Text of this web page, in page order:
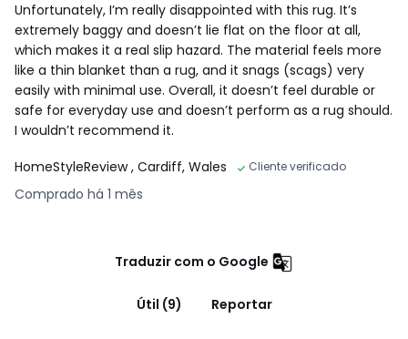
Unfortunately, I’m really disappointed with this rug. It’s
extremely baggy and doesn’t lie flat on the floor at all,
which makes it a real slip hazard. The material feels more
like a thin blanket than a rug, and it snags (scags) very
easily with minimal use. Overall, it doesn’t feel durable or
safe for everyday use and doesn’t perform as a rug should.
I wouldn’t recommend it.
HomeStyleReview, Cardiff, Wales Cliente verificado
Comprado há 1 mês
Traduzir com o Google
Útil (9) Reportar